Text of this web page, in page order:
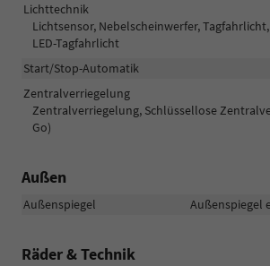
Lichttechnik
Lichtsensor, Nebelscheinwerfer,
LED-Tagfahrlicht
Start/Stop-Automatik
Zentralverriegelung
Zentralverriegelung, Schlüssellose
Go)
Außen
Außenspiegel Außenspiegel
Räder & Technik